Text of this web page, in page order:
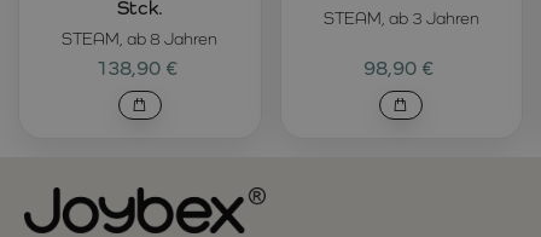
STEAM, ab 8 Jahren
Stck.
138,90 €
STEAM, ab 3 Jahren
98,90 €